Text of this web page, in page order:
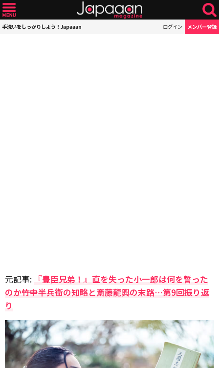
手洗いをしっかりしよう！Japaaan ログイン メンバー登録
元記事: 『豊臣兄弟！』直を失った小一郎は何を誓った
のか――竹中半兵衛の知略と斎藤龍興の末路…第9回振り返
り